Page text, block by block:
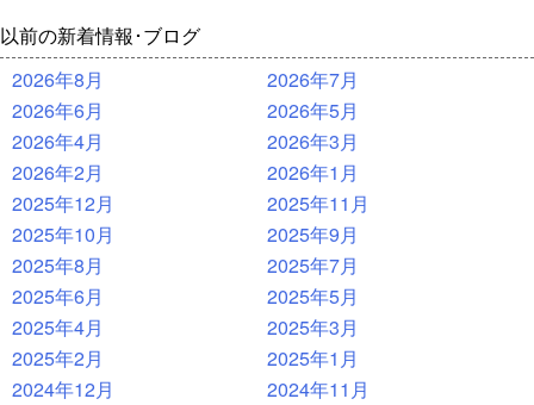
以前の新着情報･ブログ
2026年8月
2026年7月
2026年6月
2026年5月
2026年4月
2026年3月
2026年2月
2026年1月
2025年12月
2025年11月
2025年10月
2025年9月
2025年8月
2025年7月
2025年6月
2025年5月
2025年4月
2025年3月
2025年2月
2025年1月
2024年12月
2024年11月